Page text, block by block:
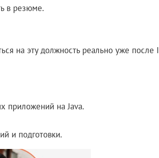
в резюме.
на эту должность реально уже после I
приложений на Java.
и подготовки.